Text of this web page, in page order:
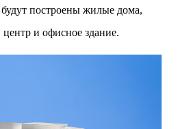
построены жилые дома,
и офисное здание.